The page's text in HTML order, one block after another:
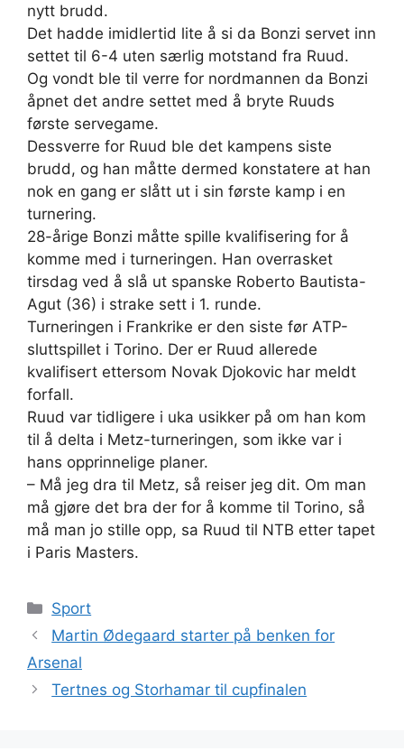
nytt brudd.
Det hadde imidlertid lite å si da Bonzi servet inn
settet til 6-4 uten særlig motstand fra Ruud.
Og vondt ble til verre for nordmannen da Bonzi
åpnet det andre settet med å bryte Ruuds
første servegame.
Dessverre for Ruud ble det kampens siste
brudd, og han måtte dermed konstatere at han
nok en gang er slått ut i sin første kamp i en
turnering.
28-årige Bonzi måtte spille kvalifisering for å
komme med i turneringen. Han overrasket
tirsdag ved å slå ut spanske Roberto Bautista-
Agut (36) i strake sett i 1. runde.
Turneringen i Frankrike er den siste før ATP-
sluttspillet i Torino. Der er Ruud allerede
kvalifisert ettersom Novak Djokovic har meldt
forfall.
Ruud var tidligere i uka usikker på om han kom
til å delta i Metz-turneringen, som ikke var i
hans opprinnelige planer.
– Må jeg dra til Metz, så reiser jeg dit. Om man
må gjøre det bra der for å komme til Torino, så
må man jo stille opp, sa Ruud til NTB etter tapet
i Paris Masters.
Kategorier
Sport
Martin Ødegaard starter på benken for
Arsenal
Tertnes og Storhamar til cupfinalen